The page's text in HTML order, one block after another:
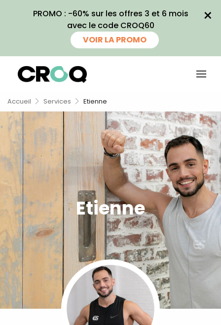
PROMO : -60% sur les offres 3 et 6 mois
avec le code CROQ60
VOIR LA PROMO
×
Accueil Services Etienne
Etienne
Recevez
gratuitement
CROQ !
Ainsi que la newsletter promotionnelle
de CROQ.
Je consens à ce que la société Digital
Prisma Players analyse le taux d'ouverture
des courriels pour mesurer et optimiser les
performances des campagnes. Nous
pourrons savoir si vous ouvrez les
courriels, l'heure à laquelle vous le faites
ainsi que des informations sur le terminal
que vous utilisez. Pour en savoir plus sur
ces traceurs, voir notrepolitique de
confidentialité
Je reçois mon cadeau !
Votre adresse email sera utilisée par Digital Prisma Players
pour vous envoyer votre newsletter contenant des offres
commerciales personnalisées. Vous pourrez vous
désinscrire en utilisant le lien de désabonnement intégré
dans la newsletter. Pour en savoir plus et exercer vos droits,
prenez connaissance de notre
Charte de Confidentialité